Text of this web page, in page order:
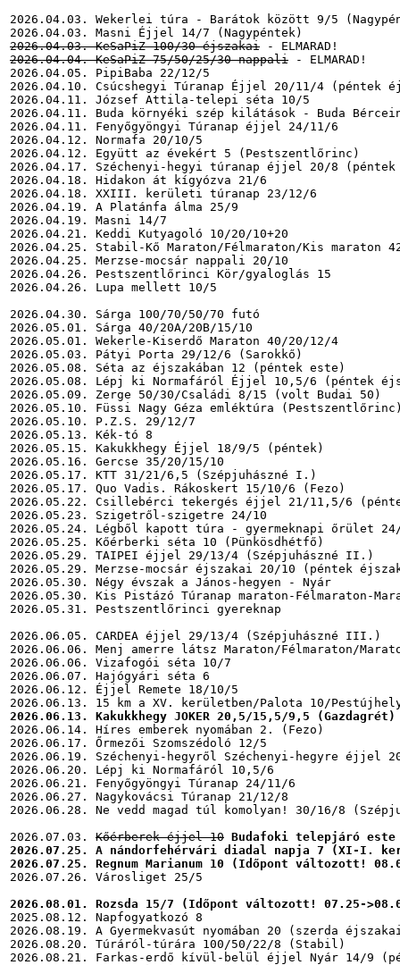
2026.04.03. Wekerlei túra - Barátok között 9/5
2026.04.03. KeSaPiZ 100/30 éjszakai
2026.04.04. KeSaPiZ 75/50/25/30 nappali - ELMARAD!
2026.04.05. PipiBaba 22/12/5
2026.04.10. Csúcshegyi Túranap Éjjel 20/11/4 (péntek
2026.04.11. József Attila-telepi séta 10/5
2026.04.11. Buda környéki szép kilátások - Buda
2026.04.11. Fenyőgyöngyi Túranap éjjel 24/11/6
2026.04.12. Normafa 20/10/5
2026.04.12. Együtt az évekért 5 (Pestszentlőrinc)
2026.04.17. Széchenyi-hegyi túranap éjjel 20/8
2026.04.18. Hidakon át kígyózva 21/6
2026.04.18. XXIII. kerületi túranap 23/12/6
2026.04.19. A Platánfa álma 25/9
2026.04.19. Masni 14/7
2026.04.21. Keddi Kutyagoló 10/20/10+20
2026.04.25. Stabil-Kő Maraton/Félmaraton/Kis maraton
2026.04.25. Merzse-mocsár nappali 20/10
2026.04.26. Pestszentlőrinci Kör/gyaloglás 15
2026.04.26. Lupa mellett 10/5
2026.04.30. Sárga 100/70/50/70 futó
2026.05.01. Sárga 40/20A/20B/15/10
2026.05.01. Wekerle-Kiserdő Maraton 40/20/12/4
2026.05.03. Pátyi Porta 29/12/6 (Sarokkő)
2026.05.08. Séta az éjszakában 12 (péntek este)
2026.05.08. Lépj ki Normafáról Éjjel 10,5/6 (péntek
2026.05.09. Zerge 50/30/Családi 8/15 (volt Budai 50)
2026.05.10. Füssi Nagy Géza emléktúra
2026.05.10. P.Z.S. 29/12/7
2026.05.13. Kék-tó 8
2026.05.15. Kakukkhegy Éjjel 18/9/5 (péntek)
2026.05.16. Gercse 35/20/15/10
2026.05.17. KTT 31/21/6,5 (Szépjuhászné I.)
2026.05.17. Quo Vadis. Rákoskert 15/10/6 (Fezo)
2026.05.22. Csillebérci tekergés éjjel 21/11,5/6
2026.05.23. Szigetről-szigetre 24/10
2026.05.24. Légből kapott túra - gyermeknapi őrület
2026.05.25. Kőérberki séta 10 (Pünkösdhétfő)
2026.05.29. TAIPEI éjjel 29/13/4 (Szépjuhászné II.)
2026.05.29. Merzse-mocsár éjszakai 20/10 (péntek
2026.05.30. Négy évszak a János-hegyen - Nyár
2026.05.30. Kis Pistázó Túranap maraton-Félmaraton-
2026.05.31. Pestszentlőrinci gyereknap
2026.06.05. CARDEA éjjel 29/13/4 (Szépjuhászné III.)
2026.06.06. Menj amerre látsz Maraton/Félmaraton/
2026.06.06. Vizafogói séta 10/7
2026.06.07. Hajógyári séta 6
2026.06.12. Éjjel Remete 18/10/5
2026.06.13. Kakukkhegy JOKER 20,5/15,5/9,5
2026.06.14. Híres emberek nyomában 2. (Fezo)
2026.06.17. Őrmezői Szomszédoló 12/5
2026.06.19. Széchenyi-hegyről Széchenyi-hegyre éjjel
2026.06.20. Lépj ki Normafáról 10,5/6
2026.06.21. Fenyőgyöngyi Túranap 24/11/6
2026.06.27. Nagykovácsi Túranap 21/12/8
2026.06.28. Ne vedd magad túl komolyan! 30/16/8
2026.07.03. Kőérberek éjjel 10 Budafoki telepjáró este
2026.07.25. A nándorfehérvári diadal napja 7 (XI-I.
2026.07.25. Regnum Marianum 10 (Időpont változott!
2026.07.26. Városliget 25/5
2026.08.01. Rozsda 15/7 (Időpont változott! 07.25-
2025.08.12. Napfogyatkozó 8
2026.08.19. A Gyermekvasút nyomában 20 (szerda
2026.08.20. Túráról-túrára 100/50/22/8 (Stabil)
2026.08.21. Farkas-erdő kívül-belül éjjel Nyár 14/9